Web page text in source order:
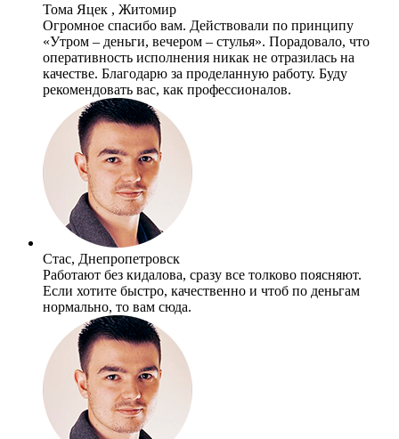
Тома Яцек , Житомир
Огромное спасибо вам. Действовали по принципу
«Утром – деньги, вечером – стулья». Порадовало, что
оперативность исполнения никак не отразилась на
качестве. Благодарю за проделанную работу. Буду
рекомендовать вас, как профессионалов.
Стас, Днепропетровск
Работают без кидалова, сразу все толково поясняют.
Если хотите быстро, качественно и чтоб по деньгам
нормально, то вам сюда.